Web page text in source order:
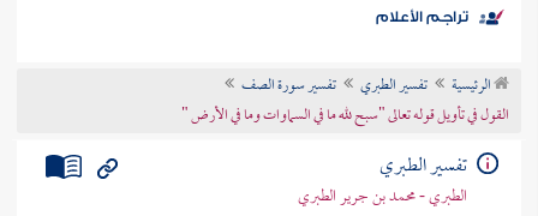
موضوعي
تراجم الأعلام
الرئيسية تفسير الطبري
تفسير سورة الصف
القول في تأويل قوله تعالى "سبح لله ما في السماوات وما في الأرض "
تفسير الطبري
الطبري - محمد بن جرير الطبري